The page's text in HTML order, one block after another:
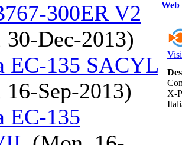
300ER V2
Dec-2013)
EC-135 SACYL
Sep-2013)
EC-135
X-